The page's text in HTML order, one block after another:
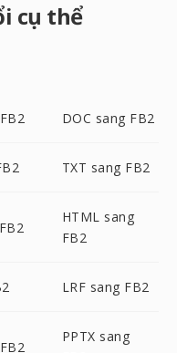
cụ thể
DOC sang FB2
TXT sang FB2
HTML sang
FB2
LRF sang FB2
PPTX sang